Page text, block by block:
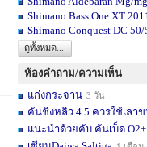
Shimano Bass One XT
Shimano Conquest DC 50/
ดูทั้งหมด...
ห้องคำถาม/ความเห็น
แก่งกระจาน 3 วัน
คันชิงหลิว 4.5 ควรใช้เลา
แนะนำด้วยคับ คันเบ็ด